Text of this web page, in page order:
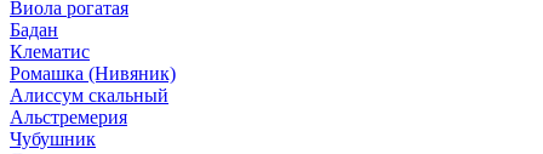
Виола рогатая
Бадан
Клематис
Ромашка (Нивяник)
Алиссум скальный
Альстремерия
Чубушник